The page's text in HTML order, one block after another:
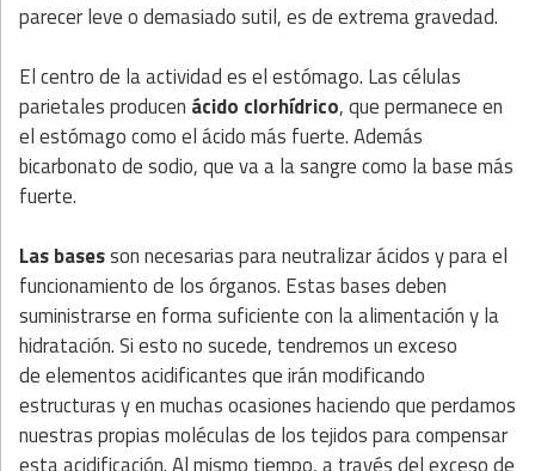
parecer leve o demasiado sutil, es de extrema gravedad.
El centro de la actividad es el estómago. Las células
parietales producen ácido clorhídrico, que permanece en
el estómago como el ácido más fuerte. Además
bicarbonato de sodio, que va a la sangre como la base más
fuerte.
Las basesson necesarias para neutralizar ácidos y para el
funcionamiento de los órganos. Estas bases deben
suministrarse en forma suficiente con la alimentación y la
hidratación. Si esto no sucede, tendremos un exceso
de elementos acidificantes que irán modificando
estructuras y en muchas ocasiones haciendo que perdamos
nuestras propias moléculas de los tejidos para compensar